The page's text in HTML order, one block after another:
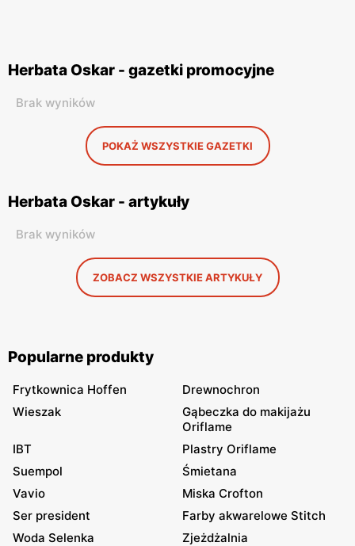
Herbata Oskar - gazetki promocyjne
Brak wyników
POKAŻ WSZYSTKIE GAZETKI
Herbata Oskar - artykuły
Brak wyników
ZOBACZ WSZYSTKIE ARTYKUŁY
Popularne produkty
Frytkownica Hoffen
Drewnochron
Wieszak
Gąbeczka do makijażu
Oriflame
IBT
Plastry Oriflame
Suempol
Śmietana
Vavio
Miska Crofton
Ser president
Farby akwarelowe Stitch
Woda Selenka
Zjeżdżalnia